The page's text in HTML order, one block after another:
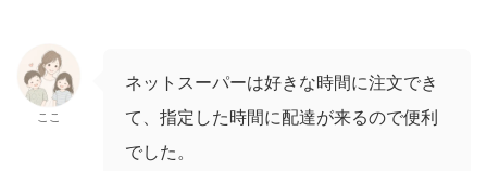
ここ
ネットスーパーは好きな時間に注文でき
て、指定した時間に配達が来るので便利
でした。